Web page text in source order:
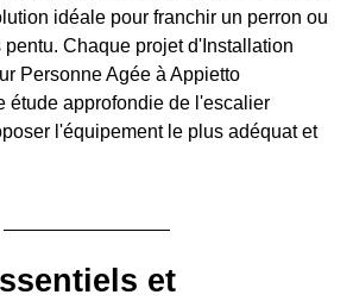
idéale pour franchir un perron ou
Chaque projet d'Installation
Personne Agée à Appietto
étude approfondie de l'escalier
l'équipement le plus adéquat et
et